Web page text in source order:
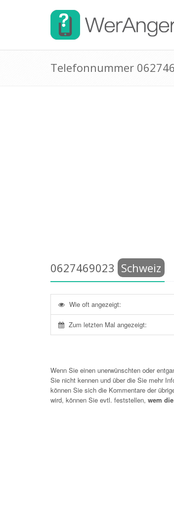
Telefonnummer
0627469023 Schweiz
Wie oft angezeigt:
Zum letzten Mal angezeigt:
Wenn Sie einen unerwünschten oder
Sie nicht kennen und über die Sie mehr
können Sie sich die Kommentare der
wird, können Sie evtl. feststellen, wem